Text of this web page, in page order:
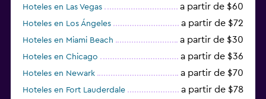
Hoteles en Las Vegas a partir de $60
Hoteles en Los Ángeles a partir de $72
Hoteles en Miami Beach a partir de $30
Hoteles en Chicago a partir de $36
Hoteles en Newark a partir de $70
Hoteles en Fort Lauderdale a partir de $78